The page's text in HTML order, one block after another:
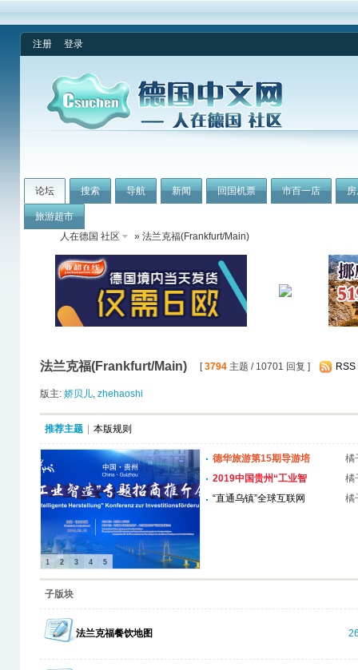
注册 登录
论坛 搜索 导航 新闻 回国机票 市百一店
旅游超市
人在德国 社区
» 法兰克福(Frankfurt/Main)
法兰克福(Frankfurt/Main) [3794 主题 / 10701 回复 ] RSS
版主: 娇贝儿, zhehaoshi
推荐主题 本版规则
1 2 3 4 5
橘
德华旅游第15期导游培
训班
橘
2019中国贵州“工业智
造”专题招 ...
橘
“直通乌镇”全球互联网
子版块
法兰克福餐饮地图